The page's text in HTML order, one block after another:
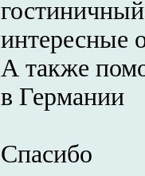
интересные
А также
в Германии
Спасибо